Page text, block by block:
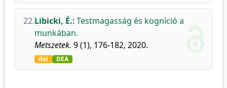
22.Libicki, É.: Testmagasság és kogníció a
munkában.
Metszetek. 9 (1), 176-182, 2020.
doi DEA